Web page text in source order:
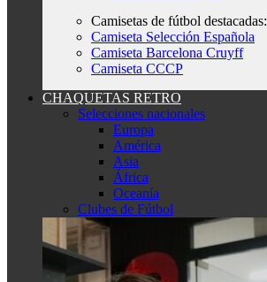
Camisetas de fútbol destacadas:
Camiseta Selección Española
Camiseta Barcelona Cruyff
Camiseta CCCP
CHAQUETAS RETRO
Selecciones nacionales
Europa
América
Asia
África
Oceanía
Clubes de Fútbol